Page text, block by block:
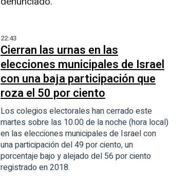
22:43
Cierran las urnas en las
elecciones municipales de Israel
con una baja participación que
roza el 50 por ciento
Los colegios electorales han cerrado este
martes sobre las 10.00 de la noche (hora local)
en las elecciones municipales de Israel con
una participación del 49 por ciento, un
porcentaje bajo y alejado del 56 por ciento
registrado en 2018.